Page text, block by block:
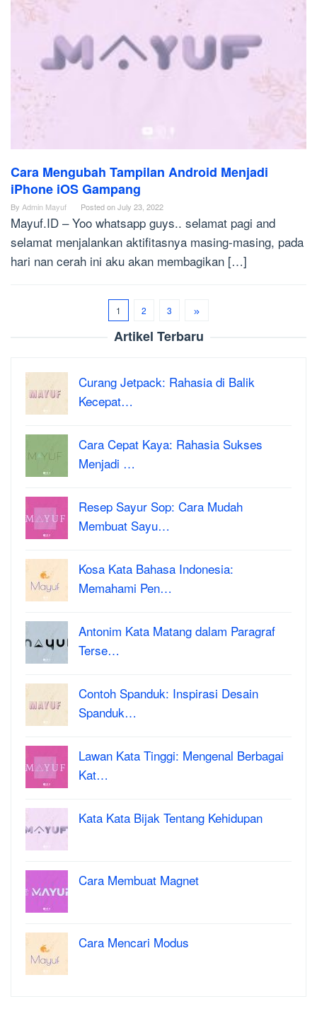
Cara Mengubah Tampilan Android Menjadi
iPhone iOS Gampang
By Admin Mayuf Posted onJuly 23, 2022
Mayuf.ID – Yoo whatsapp guys.. selamat pagi and
selamat menjalankan aktifitasnya masing-masing, pada
hari nan cerah ini aku akan membagikan […]
1 2 3
Artikel Terbaru
Curang Jetpack: Rahasia di Balik
Kecepat…
Cara Cepat Kaya: Rahasia Sukses
Menjadi …
Resep Sayur Sop: Cara Mudah
Membuat Sayu…
Kosa Kata Bahasa Indonesia:
Memahami Pen…
Antonim Kata Matang dalam Paragraf
Terse…
Contoh Spanduk: Inspirasi Desain
Spanduk…
Lawan Kata Tinggi: Mengenal Berbagai
Kat…
Kata Kata Bijak Tentang Kehidupan
Cara Membuat Magnet
Cara Mencari Modus